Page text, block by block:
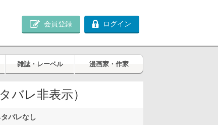
会員登録 ログイン
雑誌・レーベル 漫画家・作家
バレ非表示）
バレなし